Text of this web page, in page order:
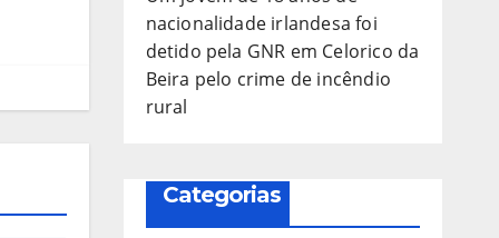
nacionalidade irlandesa foi
detido pela GNR em Celorico da
Beira pelo crime de incêndio
rural
Categorias